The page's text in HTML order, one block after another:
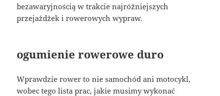
bezawaryjnością w trakcie najróżniejszych
przejażdżek i rowerowych wypraw.
ogumienie rowerowe duro
Wprawdzie rower to nie samochód ani motocykl,
wobec tego lista prac, jakie musimy wykonać